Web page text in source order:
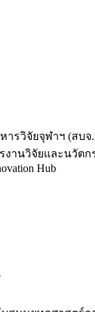
ารวิจัยจุฬาฯ (สบจ
งานวิจัยและนวัตก
Hub